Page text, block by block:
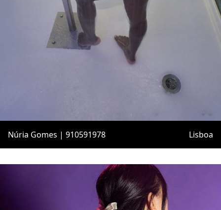
Núria Gomes | 910591978 Lisboa